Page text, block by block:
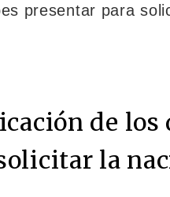
de los
la